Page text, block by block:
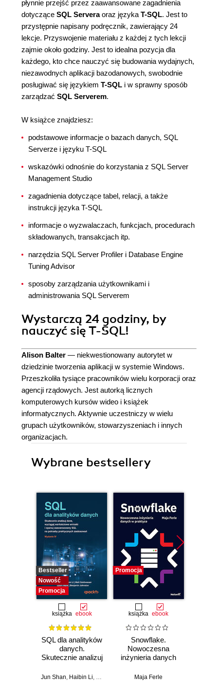
płynnie przejść przez zaawansowane zagadnienia
dotyczące SQL Serveraoraz języka T-SQL. Jest to
przystępnie napisany podręcznik, zawierający 24
lekcje. Przyswojenie materiału z każdej z tych lekcji
zajmie około godziny. Jest to idealna pozycja dla
każdego, kto chce nauczyć się budowania wydajnych,
niezawodnych aplikacji bazodanowych, swobodnie
posługiwać się językiem T-SQL i w sprawny sposób
zarządzać SQL Serverem.
W książce znajdziesz:
podstawowe informacje o bazach danych, SQL
Serverze i języku T-SQL
wskazówki odnośnie do korzystania z SQL Server
Management Studio
zagadnienia dotyczące tabel, relacji, a także
instrukcji języka T-SQL
informacje o wyzwalaczach, funkcjach, procedurach
składowanych, transakcjach itp.
narzędzia SQL Server Profiler i Database Engine
Tuning Advisor
sposoby zarządzania użytkownikami i
administrowania SQL Serverem
Wystarczą 24 godziny, by
nauczyć się T-SQL!
Alison Balter — niekwestionowany autorytet w
dziedzinie tworzenia aplikacji w systemie Windows.
Przeszkoliła tysiące pracowników wielu korporacji oraz
agencji rządowych. Jest autorką licznych
komputerowych kursów wideo i książek
informatycznych. Aktywnie uczestniczy w wielu
grupach użytkowników, stowarzyszeniach i innych
organizacjach.
Wybrane bestsellery
Bestseller
Nowość
Promocja
książka ebook
SQL dla analityków
danych.
Skutecznie analizuj
wartościowe
Jun Shan Haibin Li Matt Goldwasser,Upom Malik
Promocja
książka ebook
Snowflake.
Nowoczesna
inżynieria danych
Maja Ferle